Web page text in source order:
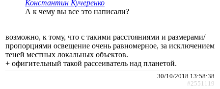
Константин Кучеренко
А к чему вы все это написали?
возможно, к тому, что с такими расстояниями и размерами/
пропорциями освещение очень равномерное, за исключением
теней местных локальных объектов.
+ офигительный такой рассеиватель над планетой.
30/10/2018 13:58:38
#2551119